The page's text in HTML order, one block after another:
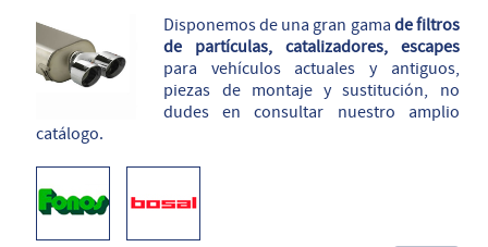
Disponemos de una gran gama de filtros
de partículas, catalizadores, escapes
para vehículos actuales y antiguos,
piezas de montaje y sustitución, no
dudes en consultar nuestro amplio
catálogo.